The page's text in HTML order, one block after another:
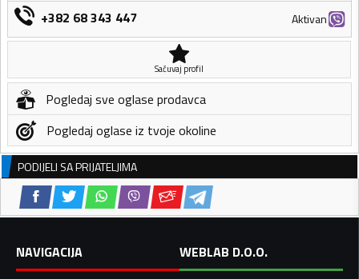
+382 68 343 447 Aktivan
Sačuvaj profil
Pogledaj sve oglase prodavca
Pogledaj oglase iz tvoje okoline
PODIJELI SA PRIJATELJIMA
NAVIGACIJA
WEBLAB D.O.O.